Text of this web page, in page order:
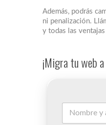
Además, podrás
ni penalización.
y todas las
¡Migra tu web